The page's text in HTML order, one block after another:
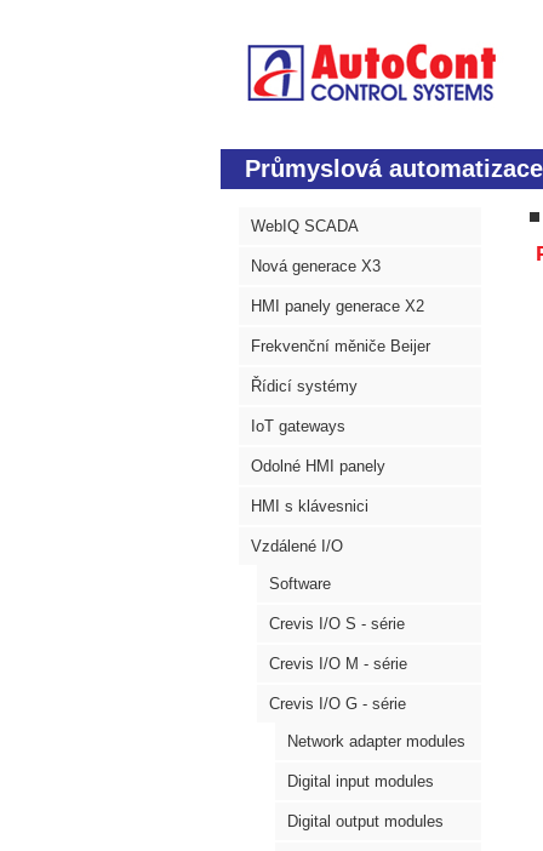
Průmyslová automatizace
WebIQ SCADA
Nová generace X3
HMI panely generace X2
Frekvenční měniče Beijer
Řídicí systémy
IoT gateways
Odolné HMI panely
HMI s klávesnici
Vzdálené I/O
Software
Crevis I/O S - série
Crevis I/O M - série
Crevis I/O G - série
Network adapter modules
Digital input modules
Digital output modules